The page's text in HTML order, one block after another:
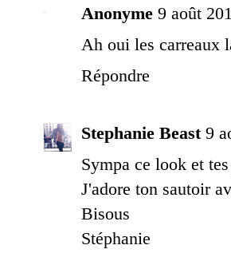
Anonyme 9 août
Ah oui les
Répondre
Stephanie Beast 9
Sympa ce look et
J'adore ton sautoir
Bisous
Stéphanie